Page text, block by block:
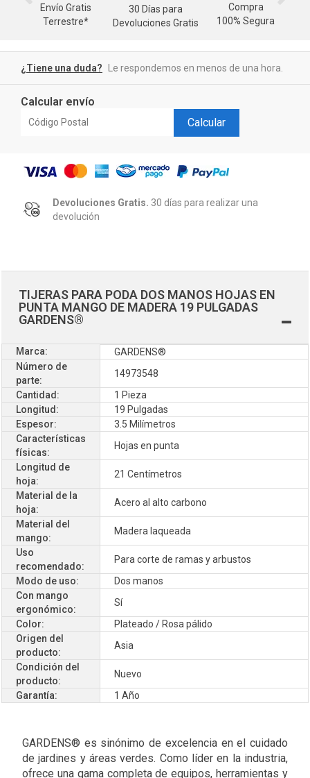
Envío Gratis
Terrestre*
30 Días para
Devoluciones Gratis
Compra
100% Segura
¿Tiene una duda? Le respondemos en menos de una hora.
Calcular envío
Calcular
Devoluciones Gratis. 30 días para realizar una
devolución
TIJERAS PARA PODA DOS MANOS HOJAS EN
PUNTA MANGO DE MADERA 19 PULGADAS
GARDENS®
Marca:
GARDENS®
Número de
parte:
14973548
Cantidad:
1 Pieza
Longitud:
19 Pulgadas
Espesor:
3.5 Milímetros
Características
físicas:
Hojas en punta
Longitud de
hoja:
21 Centímetros
Material de la
hoja:
Acero al alto carbono
Material del
mango:
Madera laqueada
Uso
recomendado:
Para corte de ramas y arbustos
Modo de uso:
Dos manos
Con mango
ergonómico:
Sí
Color:
Plateado / Rosa pálido
Origen del
producto:
Asia
Condición del
producto:
Nuevo
Garantía:
1 Año
GARDENS® es sinónimo de excelencia en el cuidado
de jardines y áreas verdes. Como líder en la industria,
ofrece una gama completa de equipos, herramientas y